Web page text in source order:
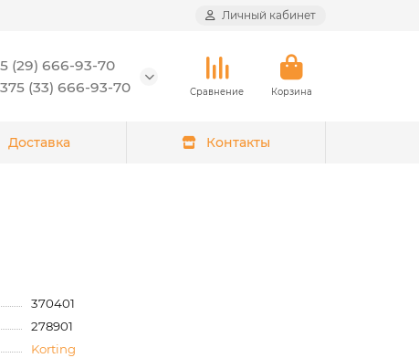
Личный кабинет
(29) 666-93-70
(33) 666-93-70
Сравнение Корзина
Доставка Контакты
370401
278901
Korting